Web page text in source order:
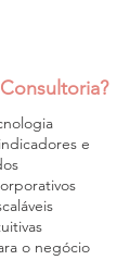
e
o negócio